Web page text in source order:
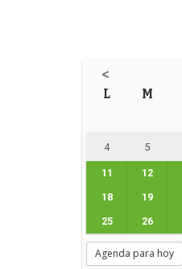
<
L M
4 5
11 12
18 19
25 26
Agenda para hoy